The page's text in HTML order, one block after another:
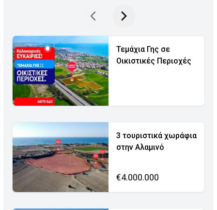
Τεμάχια Γης σε
Οικιστικές Περιοχές
3 τουριστικά χωράφια
στην Αλαμινό
€4.000.000